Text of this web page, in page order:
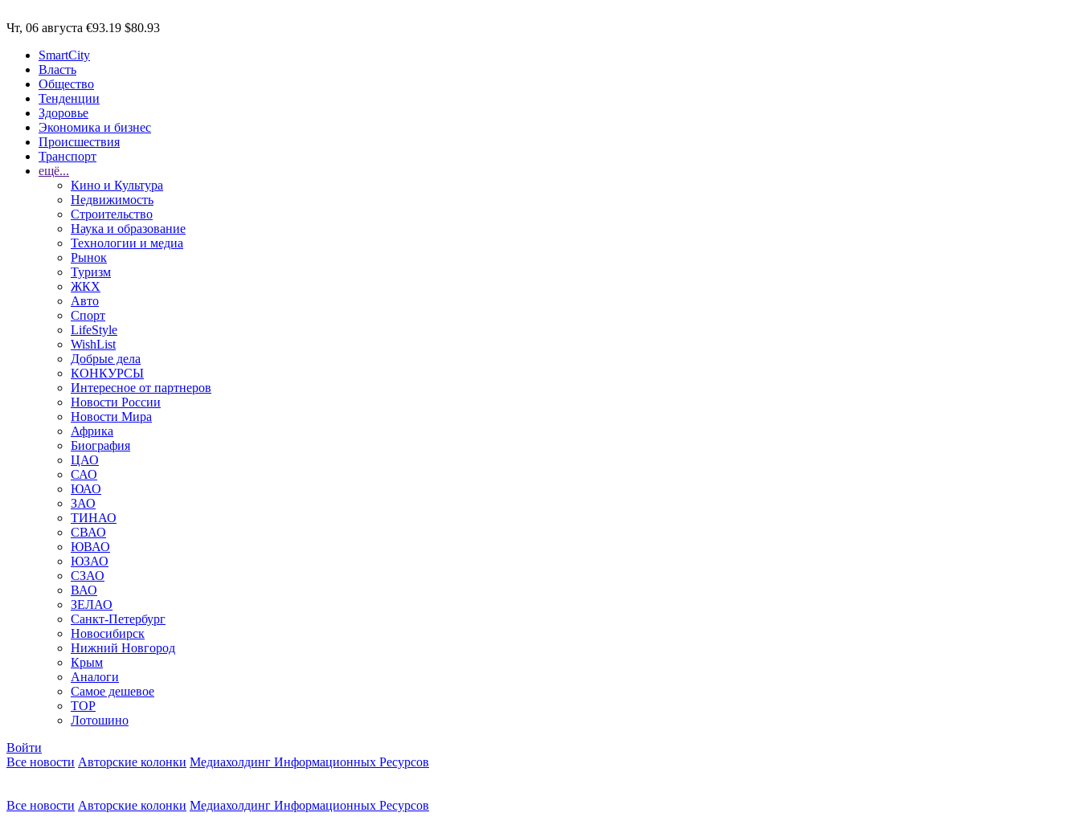
Чт, 06 августа €93.19 $80.93
SmartCity
Власть
Общество
Тенденции
Здоровье
Экономика и бизнес
Происшествия
Транспорт
ещё...
Кино и Культура
Недвижимость
Строительство
Наука и образование
Технологии и медиа
Рынок
Туризм
ЖКХ
Авто
Спорт
LifeStyle
WishList
Добрые дела
КОНКУРСЫ
Интересное от партнеров
Новости России
Новости Мира
Африка
Биография
ЦАО
САО
ЮАО
ЗАО
ТИНАО
СВАО
ЮВАО
ЮЗАО
СЗАО
ВАО
ЗЕЛАО
Санкт-Петербург
Новосибирск
Нижний Новгород
Крым
Аналоги
Самое дешевое
TOP
Лотошино
Войти
Все новости Авторские колонки Медиахолдинг Информационных Ресурсов
Все новости Авторские колонки Медиахолдинг Информационных Ресурсов